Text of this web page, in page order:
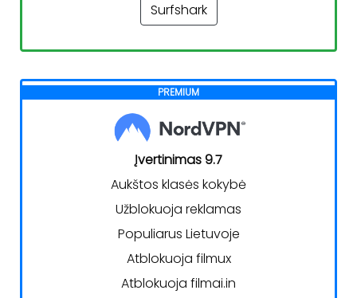
Surfshark
PREMIUM
Įvertinimas 9.7
Aukštos klasės kokybė
Užblokuoja reklamas
Populiarus Lietuvoje
Atblokuoja filmux
Atblokuoja filmai.in